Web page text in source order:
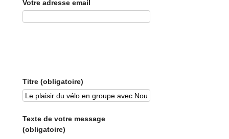
Votre adresse email
Titre (obligatoire)
Texte de votre message
(obligatoire)